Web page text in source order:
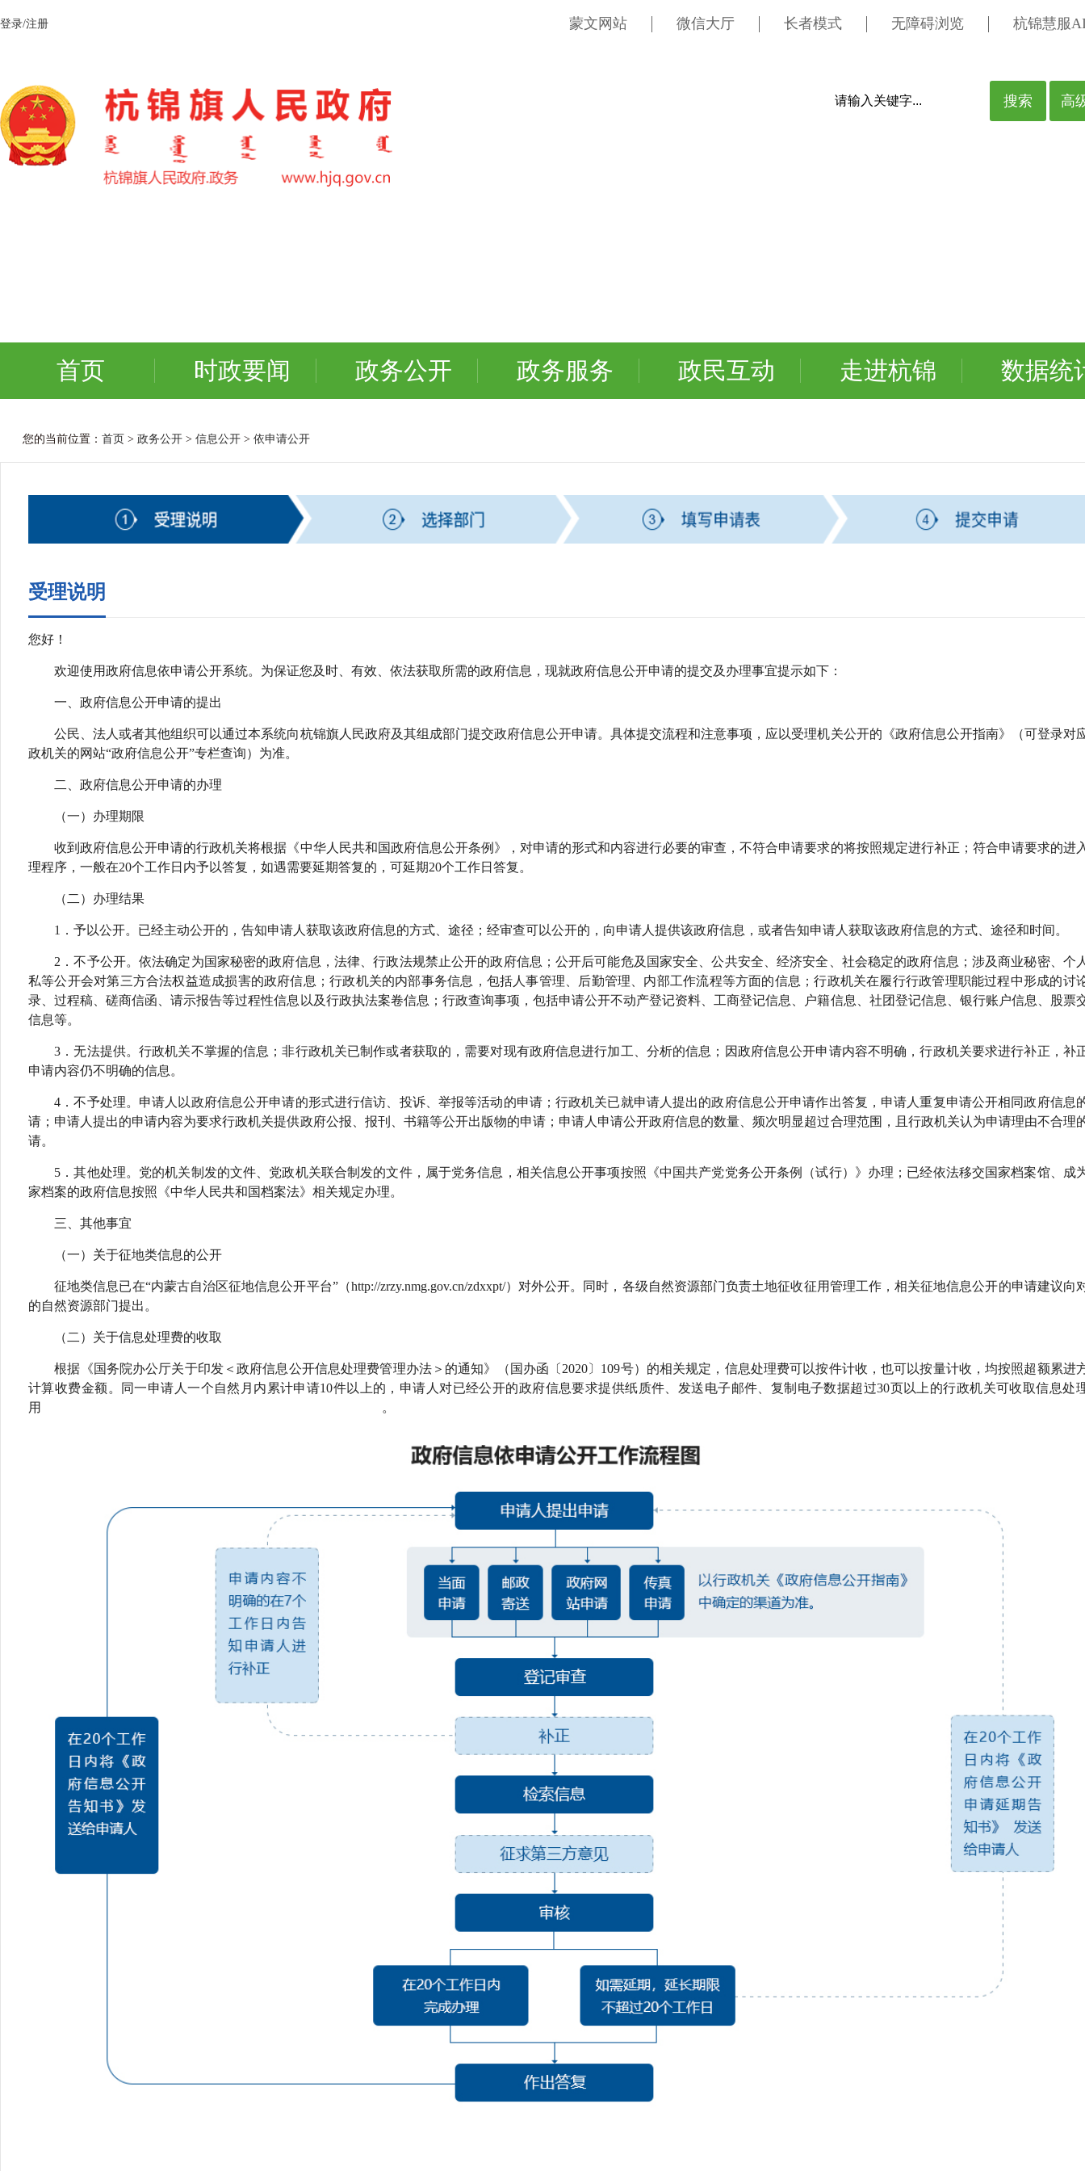
登录/注册 蒙文网站 微信大厅 长者模式 无障碍浏览 杭锦慧服
首页 时政要闻 政务公开 政务服务 政民互动 走进杭锦 数据统
您的当前位置： 首页 > 政务公开 > 信息公开 > 依申请公开
受理说明
您好！
欢迎使用政府信息依申请公开系统。为保证您及时、有效、依法获取所需的政府信息，现就政府信息公开申请的提交及办理事宜提示如下：
一、政府信息公开申请的提出
公民、法人或者其他组织可以通过本系统向杭锦旗人民政府及其组成部门提交政府信息公开申请。具体提交流程和注意事项，应以受理机关公开的《政府信息公开指南》（可登录对
政机关的网站“政府信息公开”专栏查询）为准。
二、政府信息公开申请的办理
（一）办理期限
收到政府信息公开申请的行政机关将根据《中华人民共和国政府信息公开条例》，对申请的形式和内容进行必要的审查，不符合申请要求的将按照规定进行补正；符合申请要求的进
理程序，一般在20个工作日内予以答复，如遇需要延期答复的，可延期20个工作日答复。
（二）办理结果
1．予以公开。已经主动公开的，告知申请人获取该政府信息的方式、途径；经审查可以公开的，向申请人提供该政府信息，或者告知申请人获取该政府信息的方式、途径和时间。
2．不予公开。依法确定为国家秘密的政府信息，法律、行政法规禁止公开的政府信息；公开后可能危及国家安全、公共安全、经济安全、社会稳定的政府信息；涉及商业秘密、个
私等公开会对第三方合法权益造成损害的政府信息；行政机关的内部事务信息，包括人事管理、后勤管理、内部工作流程等方面的信息；行政机关在履行行政管理职能过程中形成的讨
录、过程稿、磋商信函、请示报告等过程性信息以及行政执法案卷信息；行政查询事项，包括申请公开不动产登记资料、工商登记信息、户籍信息、社团登记信息、银行账户信息、股票
信息等。
3．无法提供。行政机关不掌握的信息；非行政机关已制作或者获取的，需要对现有政府信息进行加工、分析的信息；因政府信息公开申请内容不明确，行政机关要求进行补正，补
申请内容仍不明确的信息。
4．不予处理。申请人以政府信息公开申请的形式进行信访、投诉、举报等活动的申请；行政机关已就申请人提出的政府信息公开申请作出答复，申请人重复申请公开相同政府信息
请；申请人提出的申请内容为要求行政机关提供政府公报、报刊、书籍等公开出版物的申请；申请人申请公开政府信息的数量、频次明显超过合理范围，且行政机关认为申请理由不合理
请。
5．其他处理。党的机关制发的文件、党政机关联合制发的文件，属于党务信息，相关信息公开事项按照《中国共产党党务公开条例（试行）》办理；已经依法移交国家档案馆、成
家档案的政府信息按照《中华人民共和国档案法》相关规定办理。
三、其他事宜
（一）关于征地类信息的公开
征地类信息已在“内蒙古自治区征地信息公开平台”（http://zrzy.nmg.gov.cn/zdxxpt/） 对外公开。 同时，各级自然资源部门负责土地征收征用管理工作，相关征地信息公开的申请建议向
的自然资源部门提出。
（二）关于信息处理费的收取
根据《国务院办公厅关于印发＜政府信息公开信息处理费管理办法＞的通知》（国办函〔2020〕109号）的相关规定，信息处理费可以按件计收，也可以按量计收，均按照超额累进
计算收费金额。同一申请人一个自然月内累计申请10件以上的，申请人对已经公开的政府信息要求提供纸质件、发送电子邮件、复制电子数据超过30页以上的行政机关可收取信息处
用。